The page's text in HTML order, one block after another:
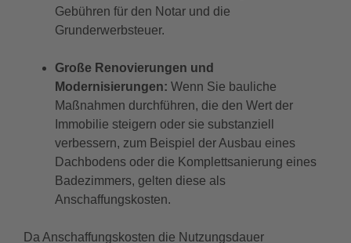
Gebühren für den Notar und die
Grunderwerbsteuer.
Große Renovierungen und
Modernisierungen: Wenn Sie bauliche
Maßnahmen durchführen, die den Wert der
Immobilie steigern oder sie substanziell
verbessern, zum Beispiel der Ausbau eines
Dachbodens oder die Komplettsanierung eines
Badezimmers, gelten diese als
Anschaffungskosten.
Da Anschaffungskosten die Nutzungsdauer